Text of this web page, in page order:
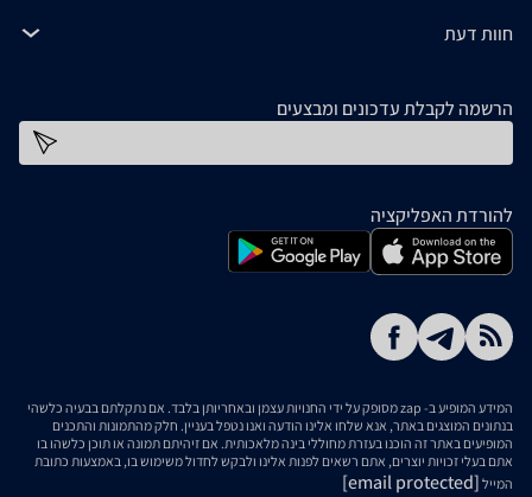
חוות דעת
הרשמה לקבלת עדכונים ומבצעים
להורדת האפליקציה
המידע המופיע ב- zap מסופק על ידי החנויות עצמן ובאחריותן בלבד. אם נתקלתם בבעיה כלשהי
בנתונים המוצגים באתר, אנא שלחו אלינו הודעה ואנו נטפל בעניין. חלק מהתמונות והתכנים
המופיעים באתר זה הוכנו בעזרת מחוללי בינה מלאכותית. אם זיהיתם תמונה או תוכן כלשהו בו
אתם בעלי זכויות יוצרים, אתם רשאים לפנות אלינו ולבקש לחדול משימוש בו, באמצעות כתובת
המייל [email protected]